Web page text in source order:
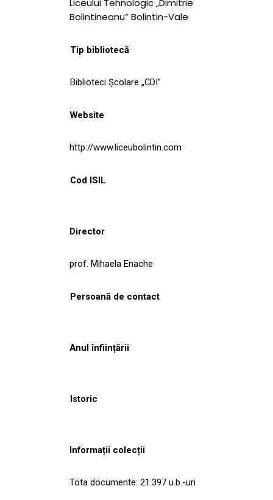
Bolintineanu” Bolintin-Vale
Tip bibliotecă
Biblioteci Școlare „CDI”
Website
http://www.liceubolintin.com
Cod ISIL
Director
prof. Mihaela Enache
Persoană de contact
Anul înființării
Istoric
Informații colecții
Tota documente: 21.397 u.b.-uri